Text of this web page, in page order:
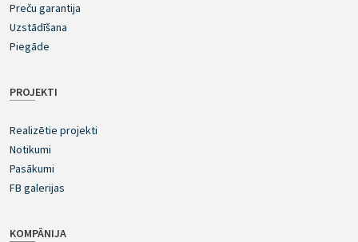
Preču garantija
Uzstādīšana
Piegāde
PROJEKTI
Realizētie projekti
Notikumi
Pasākumi
FB galerijas
KOMPĀNIJA